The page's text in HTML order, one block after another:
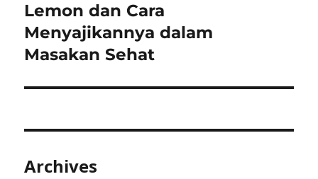
post:
Lemon dan Cara
Menyajikannya dalam
Masakan Sehat
Archives